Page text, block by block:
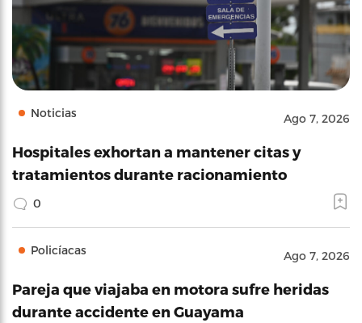
Noticias Ago 7, 2026
Hospitales exhortan a mantener citas y
tratamientos durante racionamiento
0
Policíacas Ago 7, 2026
Pareja que viajaba en motora sufre heridas
durante accidente en Guayama